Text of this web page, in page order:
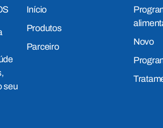
seu
Início
Produtos
Parceiro
Novo